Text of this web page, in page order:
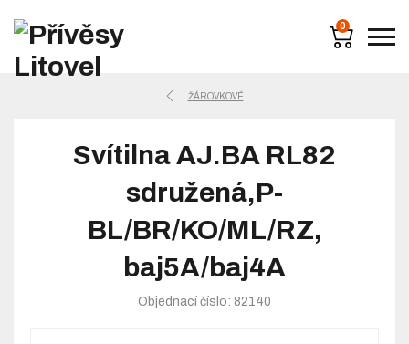
0
ŽÁROVKOVÉ
Svítilna AJ.BA RL82
sdružená,P-
BL/BR/KO/ML/RZ,
baj5A/baj4A
Objednací číslo: 82140